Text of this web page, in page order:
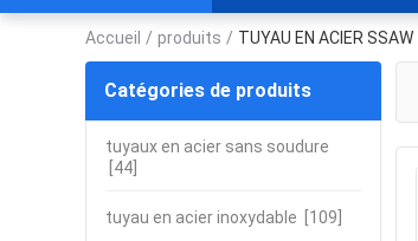
Accueil / produits / TUYAU EN ACIER SSAW
Catégories de produits
tuyaux en acier sans soudure
[44]
tuyau en acier inoxydable [109]